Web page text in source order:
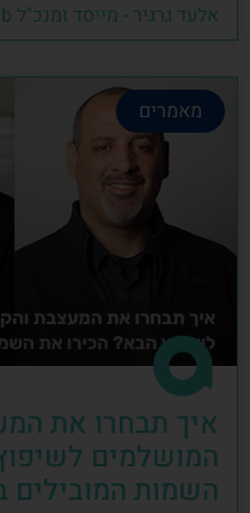
אלעד גרגיר - מייסד ומנכ"ל arcdb
מאמרים
איך תבחרו את
המושלמים
השמות המובילים